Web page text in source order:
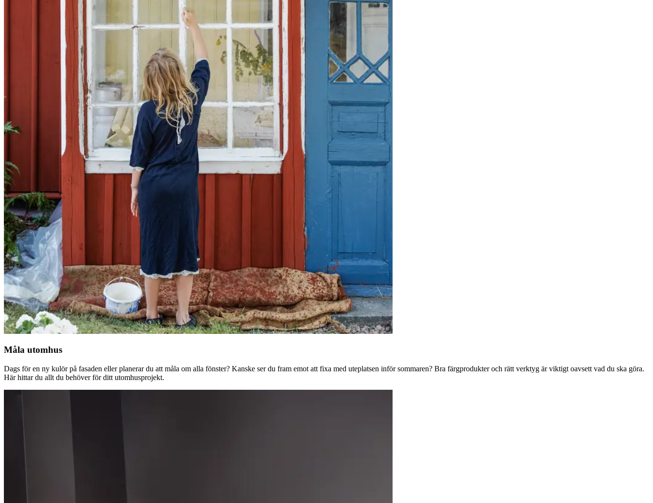
Måla utomhus
Dags för en ny kulör på fasaden eller planerar du att måla om alla fönster? Kanske ser du fram emot att fixa med uteplatsen inför sommaren? Bra färgprodukter och rätt verktyg är viktigt oavsett vad du ska göra.
Här hittar du allt du behöver för ditt utomhusprojekt.